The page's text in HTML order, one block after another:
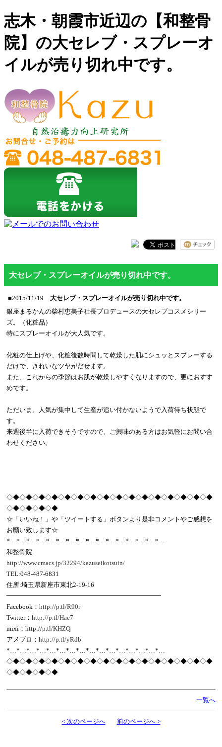
志木・朝霞市近辺の【和整骨
院】の大セレブ・スプレーオ
イルが売り切れ中です。
大セレブ・スプレーオイルが売り切れ中です。
■2015/11/19
大セレブ・スプレーオイルが売り切れ中です。
銀座まるかんの柴村恵美子社長プロデュースの大セレブコスメシリー
ズ。（化粧品）
特にスプレーオイルが大人気です。
化粧の仕上げや、化粧後数時間して乾燥した肌にシュッとスプレーする
だけで、きれいなツヤがだせます。
また、これからの季節はお肌が乾燥しやすくなりますので、更におすす
めです。
ただいま、人気が集中して生産が追い付かないようで入荷待ち状態で
す。
来週後半に入荷できそうですので、ご興味のある方はお気軽にお問い合
わせください。
◇◆◇◆◇◆◇◆◇◆◇◆◇◆◇◆◇◆◇◆◇◆◇◆◇◆◇◆◇◆◇◆
◇◆◇◆◇◆◇◆
☆「いいね！」や「ツイートする」ボタンより是非コメントやご感想を
お願い致します☆
*…*…*…*…*…*…*…*…*…*…*…*…*…*…*…*…
和整骨院
http://www.cmacs.jp/32294/kazuseikotsuin/
TEL:048-487-6831
住所:埼玉県新座市東北2-19-16
━━━━━━━━━━━━━━━━━━━━━━━━
Facebook： http://p.tl/R90r
Twitter： http://p.tl/Hae7
mixi： http://p.tl/KHZQ
アメブロ： http://p.tl/yRdb
*…*…*…*…*…*…*…*…*…*…*…*…*…*…*…*…
◇◆◇◆◇◆◇◆◇◆◇◆◇◆◇◆◇◆◇◆◇◆◇◆◇◆◇◆◇◆◇◆
◇◆◇◆◇◆◇◆
一覧へ
< 次のページへ 前のページへ >